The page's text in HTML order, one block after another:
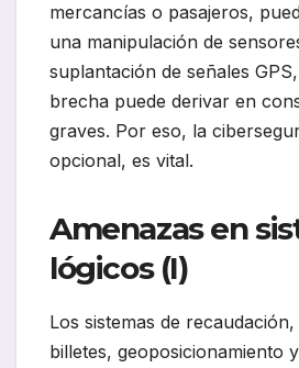
mercancías o pasajeros,
una manipulación de
suplantación de señales
brecha puede derivar en
graves. Por eso, la
opcional, es vital.
Amenazas en
lógicos (I)
Los sistemas de
billetes, geoposicionamiento